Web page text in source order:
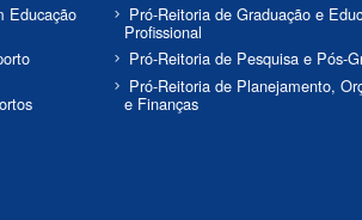
Educação
Pró-Reitoria de Graduação e
Profissional
Pró-Reitoria de Pesquisa e Pós-
Pró-Reitoria de Planejamento,
e Finanças